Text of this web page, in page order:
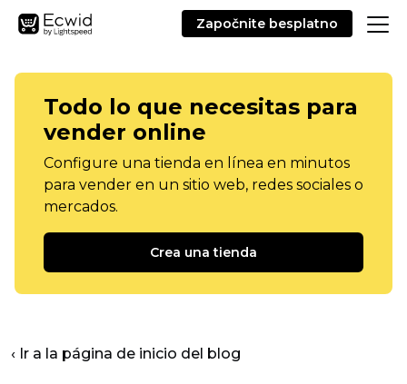
Započnite besplatno
Todo lo que necesitas para
vender online
Configure una tienda en línea en minutos
para vender en un sitio web, redes sociales o
mercados.
Crea una tienda
‹ Ir a la página de inicio del blog